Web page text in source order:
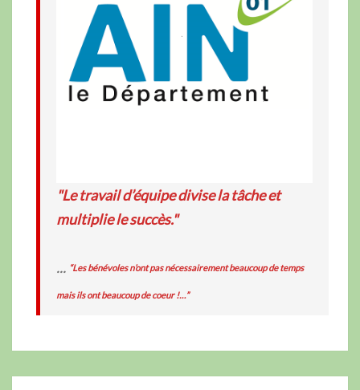
"Le travail d’équipe divise la tâche et
multiplie le succès."
... “Les bénévoles n’ont pas nécessairement beaucoup de temps
mais ils ont beaucoup de coeur !…”